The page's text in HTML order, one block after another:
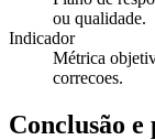
ou qualidade.
Indicador
Métrica
correcoes.
Conclusão e